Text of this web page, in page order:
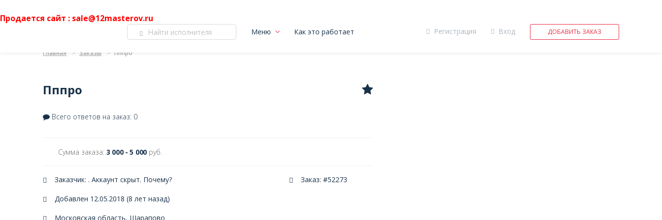
Продается сайт : sale@12masterov.ru
Регистрация Вход ДОБАВИТЬ ЗАКАЗ
Меню Как это работает
Главная Заказы Пппро
Пппро
Всего ответов на заказ: 0
Сумма заказа: 3 000 - 5 000 руб.
Заказ: #52273
Заказчик: . Аккаунт скрыт. Почему?
Добавлен 12.05.2018 (8 лет назад)
Московская область, Шарапово